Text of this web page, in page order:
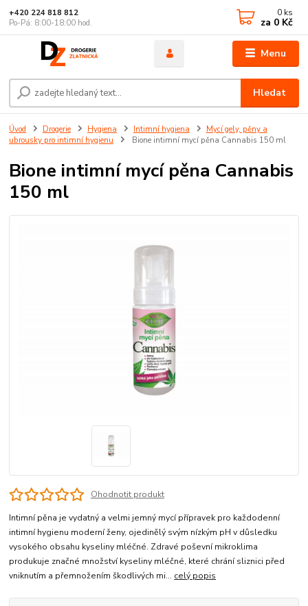
Menu
Hledat
+420 224 818 812
Po-Pá: 8:00-18:00 hod.
0 ks
za 0 Kč
Úvod Drogerie Hygiena Intimní hygiena
Mycí gely, pěny a
ubrousky pro intimní hygienu
Bione intimní mycí pěna Cannabis 150 ml
Bione intimní mycí pěna Cannabis
150 ml
Ohodnotit produkt
Intimní pěna je vydatný a velmi jemný mycí přípravek pro každodenní
intimní hygienu moderní ženy, ojedinělý svým nízkým pH v důsledku
vysokého obsahu kyseliny mléčné. Zdravé poševní mikroklima
produkuje značné množství kyseliny mléčné, které chrání sliznici před
vniknutím a přemnožením škodlivých mi... celý popis